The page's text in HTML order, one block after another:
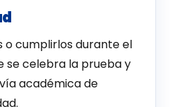
o cumplirlos durante el
se celebra la prueba y
académica de